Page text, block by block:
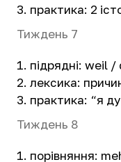
практика: 2
Тиждень 7
підрядні: weil /
лексика:
практика: “я
Тиждень 8
порівняння: